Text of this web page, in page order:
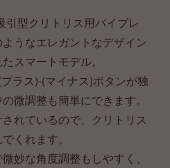
引型クリトリス用バイブレ
うなエレガントなデザイン
スマートモデル。
ラス)-(マイナス)ボタンが独
微調整も簡単にできます。
れているので、クリトリス
くれます。
妙な角度調整もしやすく、